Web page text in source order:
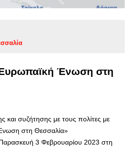
Ένωση στη
και συζήτησης με τους πολίτες με
στη Θεσσαλία»
3 Φεβρουαρίου 2023 στη